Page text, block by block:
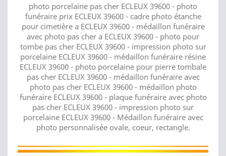
photo porcelaine pas cher ECLEUX 39600 - photo
funéraire prix ECLEUX 39600 - cadre photo étanche
pour cimetière a ECLEUX 39600 - médaillon funéraire
avec photo pas cher a ECLEUX 39600 - photo pour
tombe pas cher ECLEUX 39600 - impression photo sur
porcelaine ECLEUX 39600 - médaillon funéraire résine
ECLEUX 39600 - photo porcelaine pour pierre tombale
pas cher ECLEUX 39600 - médaillon funéraire avec
photo pas cher ECLEUX 39600 - médaillon photo
funéraire ECLEUX 39600 - plaque funéraire avec photo
pas cher ECLEUX 39600 - impression photo sur
porcelaine ECLEUX 39600 - Médaillon funéraire avec
photo personnalisée ovale, coeur, rectangle.